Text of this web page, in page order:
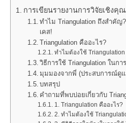
การเขียนรายงานการวิจัยเชิงคุ
ทำไม Triangulation ถึงสำคัญ
เคส!
Triangulation คืออะไร?
ทำไมต้องใช้
วิธีการใช้ Triangulation ในกา
มุมมองจากพี่ (ประสบการณ์ดูแ
บทสรุป
คำถามที่พบบ่อยเกี่ยวกับ
1. Triangulation คืออะไร?
2. ทำไมต้องใช้